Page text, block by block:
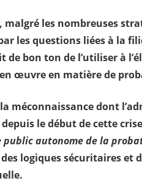
malgré les nombreuses
les questions liées à la
de bon ton de l’utiliser à
œuvre en matière de
méconnaissance dont
le début de cette
public autonome de la
logiques sécuritaires et